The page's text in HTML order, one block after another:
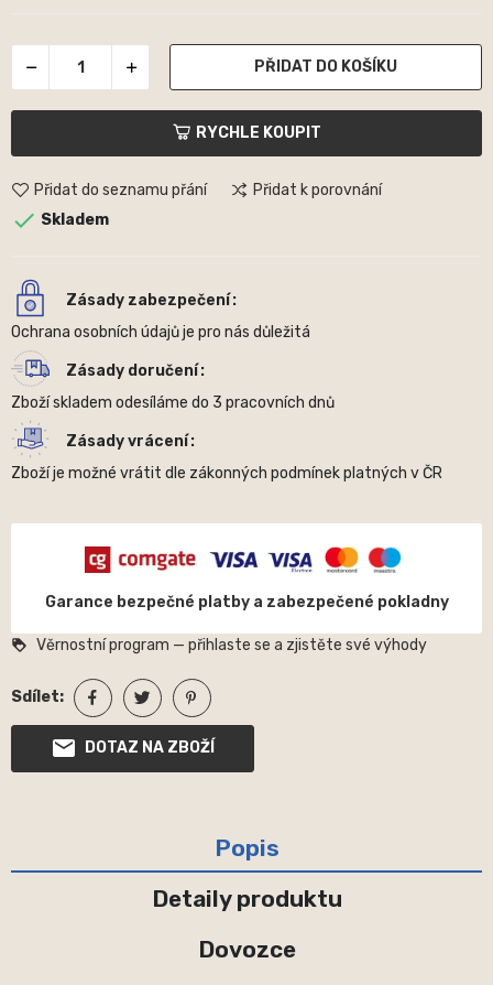
PŘIDAT DO KOŠÍKU
RYCHLE KOUPIT
Přidat do seznamu přání Přidat k porovnání
 Skladem
Zásady zabezpečení
Ochrana osobních údajů je pro nás důležitá
Zásady doručení
Zboží skladem odesíláme do 3 pracovních dnů
Zásady vrácení
Zboží je možné vrátit dle zákonných podmínek platných v ČR
Garance bezpečné platby a zabezpečené pokladny
loyalty Věrnostní program — přihlaste se a zjistěte své výhody
Sdílet:
DOTAZ NA ZBOŽÍ
Popis
Detaily produktu
Dovozce